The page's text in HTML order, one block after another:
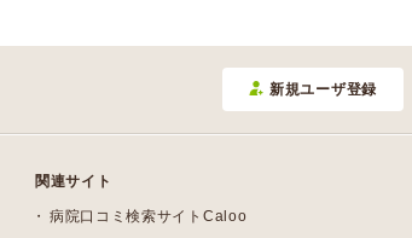
新規ユーザ登録
関連サイト
病院口コミ検索サイトCaloo